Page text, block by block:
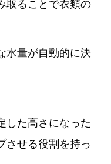
取ることで衣類の
水量が自動的に決
した高さになった
させる役割を持っ